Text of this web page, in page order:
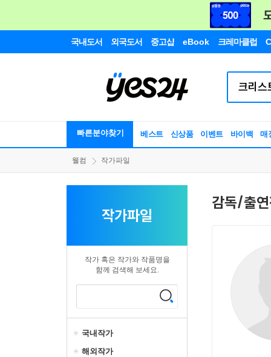
국내도서 외국도서 중고샵 eBook 크레마클럽
빠른분야찾기 베스트 신상품 이벤트 바이백 매
웰컴 작가파일
작가파일
작가 혹은 작가와 작품명을
함께 검색해 보세요.
국내작가
해외작가
감독/출